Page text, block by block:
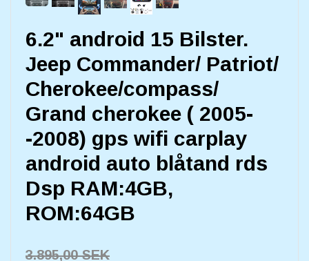
6.2" android 15 Bilster.
Jeep Commander/ Patriot/
Cherokee/compass/
Grand cherokee ( 2005-
-2008) gps wifi carplay
android auto blåtand rds
Dsp RAM:4GB,
ROM:64GB
3.895,00 SEK